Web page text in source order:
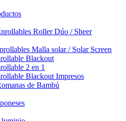
Roller Dúo / Sheer
Malla solar / Solar Screen
Blackout
2 en 1
Blackout Impresos
de Bambú